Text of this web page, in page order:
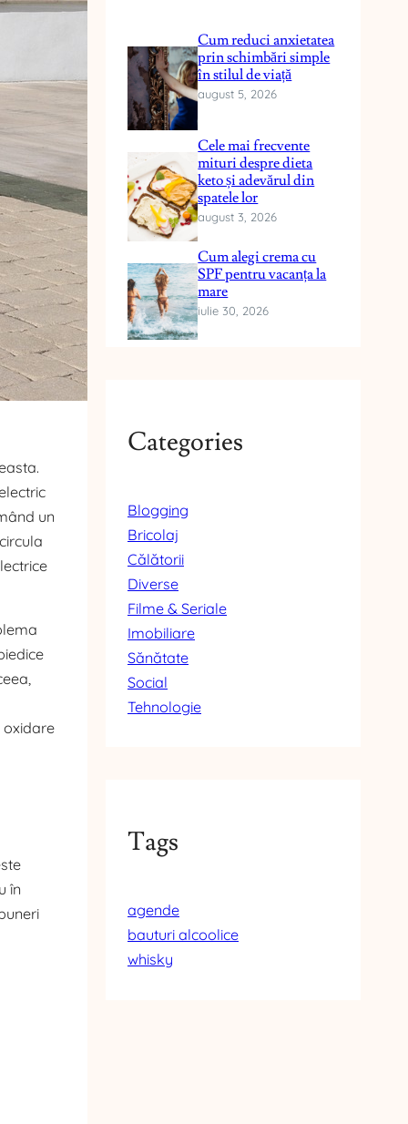
un
oxidare
în
Cum reduci anxietatea
prin schimbări simple
în stilul de viață
august 5, 2026
Cele mai frecvente
mituri despre dieta
keto și adevărul din
spatele lor
august 3, 2026
Cum alegi crema cu
SPF pentru vacanța la
mare
iulie 30, 2026
Categories
Blogging
Bricolaj
Călătorii
Diverse
Filme & Seriale
Imobiliare
Sănătate
Social
Tehnologie
Tags
agende
bauturi alcoolice
whisky